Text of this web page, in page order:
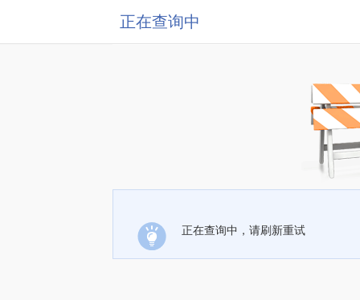
正在查询中
正在查询中，请刷新重试